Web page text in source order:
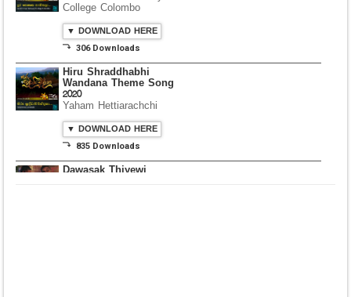
College Colombo
▼ DOWNLOAD HERE
⤵ 306 Downloads
Hiru Shraddhabhi
Wandana Theme Song
2020
Yaham Hettiarachchi
▼ DOWNLOAD HERE
⤵ 835 Downloads
Dawasak Thiyewi